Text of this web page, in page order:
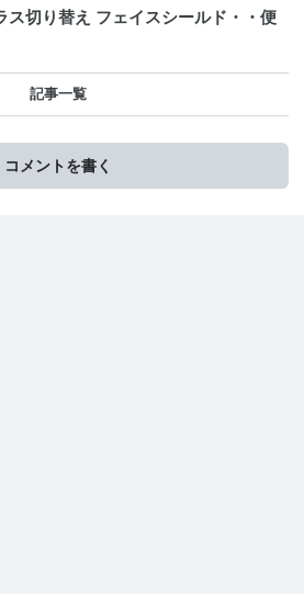
ス切り替え フェイスシールド・・便
記事一覧
コメントを書く